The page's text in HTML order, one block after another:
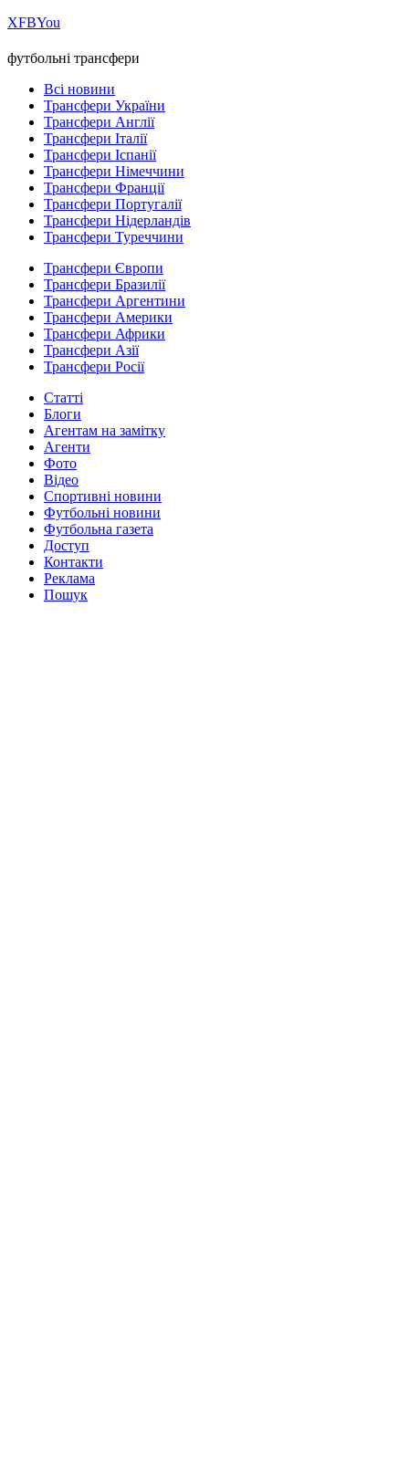
ХFBYou
футбольні трансфери
Всі новини
Трансфери України
Трансфери Англії
Трансфери Італії
Трансфери Іспанії
Трансфери Німеччини
Трансфери Франції
Трансфери Португалії
Трансфери Нідерландів
Трансфери Туреччини
Трансфери Європи
Трансфери Бразилії
Трансфери Аргентини
Трансфери Америки
Трансфери Африки
Трансфери Азії
Трансфери Росії
Статті
Блоги
Агентам на замітку
Агенти
Фото
Відео
Спортивні новини
Футбольні новини
Футбольна газета
Доступ
Контакти
Реклама
Пошук